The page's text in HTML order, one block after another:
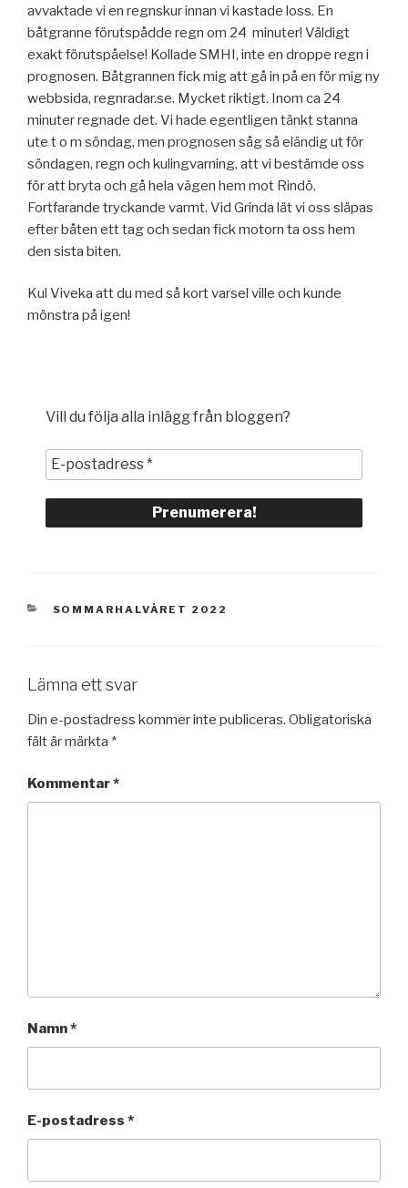
avvaktade vi en regnskur innan vi kastade loss. En
båtgranne förutspådde regn om 24 minuter! Väldigt
exakt förutspåelse! Kollade SMHI, inte en droppe regn i
prognosen. Båtgrannen fick mig att gå in på en för mig ny
webbsida, regnradar.se. Mycket riktigt. Inom ca 24
minuter regnade det. Vi hade egentligen tänkt stanna
ute t o m söndag, men prognosen såg så eländig ut för
söndagen, regn och kulingvarning, att vi bestämde oss
för att bryta och gå hela vägen hem mot Rindö.
Fortfarande tryckande varmt. Vid Grinda lät vi oss släpas
efter båten ett tag och sedan fick motorn ta oss hem
den sista biten.
Kul Viveka att du med så kort varsel ville och kunde
mönstra på igen!
Vill du följa alla inlägg från bloggen?
KATEGORIER
SOMMARHALVÅRET 2022
Lämna ett svar
Din e-postadress kommer inte publiceras. Obligatoriska
fält är märkta *
Kommentar*
Namn*
E-postadress *